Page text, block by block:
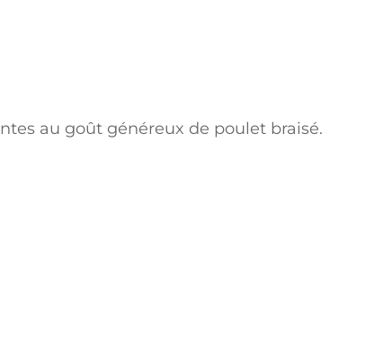
au goût généreux de poulet braisé.